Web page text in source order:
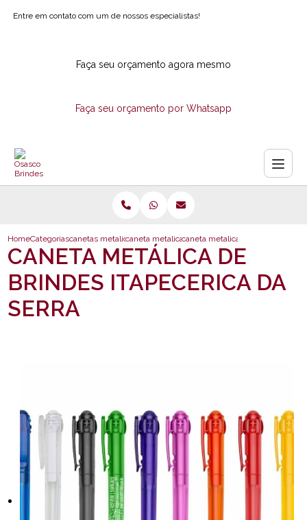
Entre em contato com um de nossos especialistas!
Faça seu orçamento agora mesmo
Faça seu orçamento por Whatsapp
HomeCategoriascanetas metalicascaneta metalica com estojocaneta metalica de brindes
CANETA METÁLICA DE
BRINDES ITAPECERICA DA
SERRA